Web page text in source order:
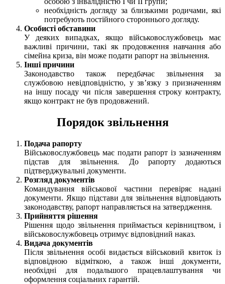
необхідність догляду за близькими родичами, які
потребують постійного стороннього догляду.
Особисті обставини
У деяких випадках, якщо військовослужбовець має
важливі причини, такі як продовження навчання або
сімейна криза, він може подати рапорт на звільнення.
Інші причини
Законодавство також передбачає звільнення за
службовою невідповідністю, у зв’язку з призначенням
на іншу посаду чи після завершення строку контракту,
якщо контракт не був продовжений.
Порядок звільнення
Подача рапорту
Військовослужбовець має подати рапорт із зазначенням
підстав для звільнення. До рапорту додаються
підтверджувальні документи.
Розгляд документів
Командування військової частини перевіряє надані
документи. Якщо підстави для звільнення відповідають
законодавству, рапорт направляється на затвердження.
Прийняття рішення
Рішення щодо звільнення приймається керівництвом, і
військовослужбовець отримує відповідний наказ.
Видача документів
Після звільнення особі видається військовий квиток із
відповідною відміткою, а також інші документи,
необхідні для подальшого працевлаштування чи
оформлення соціальних гарантій.